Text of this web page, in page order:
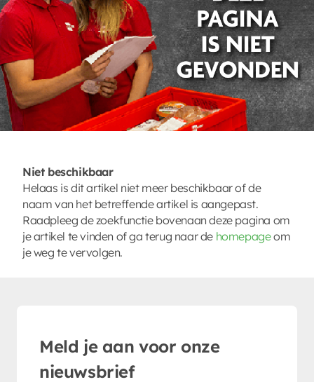
Niet beschikbaar
Helaas is dit artikel niet meer beschikbaar of de
naam van het betreffende artikel is aangepast.
Raadpleeg de zoekfunctie bovenaan deze pagina om
je artikel te vinden of ga terug naar de homepageom
je weg te vervolgen.
Meld je aan voor onze
nieuwsbrief